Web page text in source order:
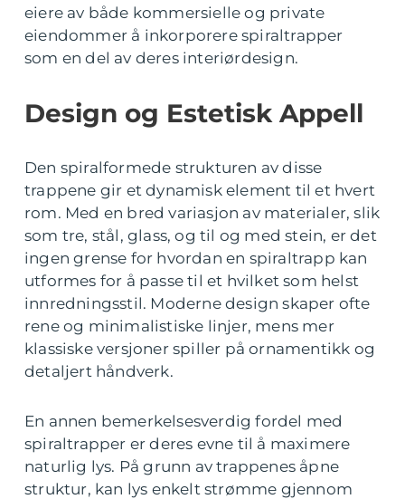
eiere av både kommersielle og private
eiendommer å inkorporere spiraltrapper
som en del av deres interiørdesign.
Design og Estetisk Appell
Den spiralformede strukturen av disse
trappene gir et dynamisk element til et hvert
rom. Med en bred variasjon av materialer, slik
som tre, stål, glass, og til og med stein, er det
ingen grense for hvordan en spiraltrapp kan
utformes for å passe til et hvilket som helst
innredningsstil. Moderne design skaper ofte
rene og minimalistiske linjer, mens mer
klassiske versjoner spiller på ornamentikk og
detaljert håndverk.
En annen bemerkelsesverdig fordel med
spiraltrapper er deres evne til å maximere
naturlig lys. På grunn av trappenes åpne
struktur, kan lys enkelt strømme gjennom